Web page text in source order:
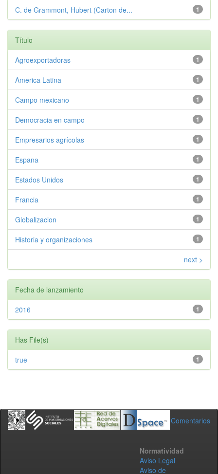
1
C. de Grammont, Hubert (Carton de...
Título
1
Agroexportadoras
1
America Latina
1
Campo mexicano
1
Democracia en campo
1
Empresarios agrícolas
1
Espana
1
Estados Unidos
1
Francia
1
Globalizacion
1
Historia y organizaciones
next >
Fecha de lanzamiento
1
2016
Has File(s)
1
true
Comentarios
Normatividad
Aviso Legal
Aviso de